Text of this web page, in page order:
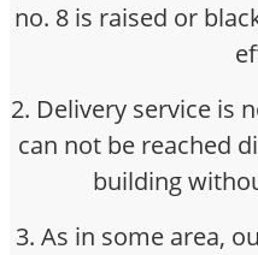
no. 8 is raised or
2. Delivery service is
can not be reached
building
3. As in some area,